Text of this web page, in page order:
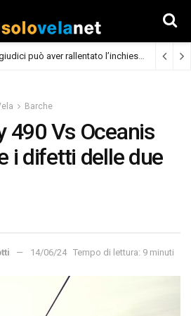
Bayesian, la carenza di giudici può aver rallentato l’inchiesta (Cronaca)
Barche
490 Vs Oceanis
i difetti delle due
14/06/24 Tempo di lettura: 9 minuti